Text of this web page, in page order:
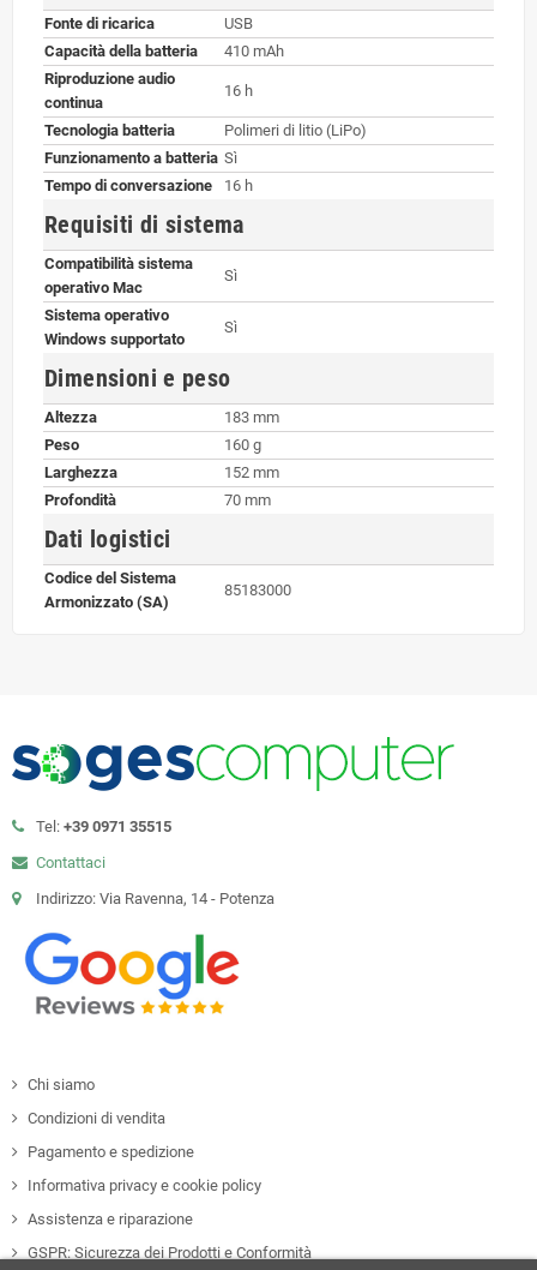
Fonte di ricarica
USB
Capacità della batteria
410 mAh
Riproduzione audio
continua
16 h
Tecnologia batteria
Polimeri di litio (LiPo)
Funzionamento a batteria Sì
Tempo di conversazione
16 h
Requisiti di sistema
Compatibilità sistema
operativo Mac
Sì
Sistema operativo
Windows supportato
Sì
Dimensioni e peso
Altezza
183 mm
Peso
160 g
Larghezza
152 mm
Profondità
70 mm
Dati logistici
Codice del Sistema
Armonizzato (SA)
85183000
Tel: +39 0971 35515
Contattaci
Indirizzo: Via Ravenna, 14 - Potenza
Chi siamo
Condizioni di vendita
Pagamento e spedizione
Informativa privacy e cookie policy
Assistenza e riparazione
GSPR: Sicurezza dei Prodotti e Conformità